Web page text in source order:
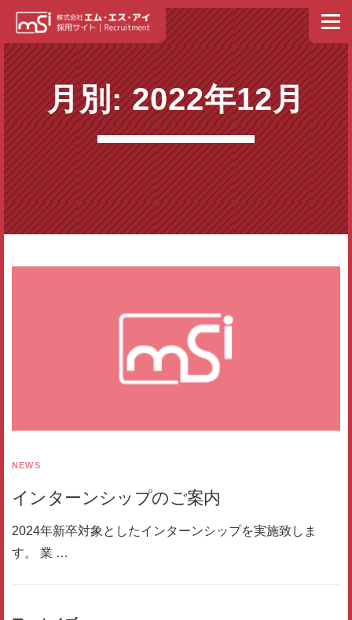
コンテンツへスキップ
メニュ
ホーム NEWS トップメッセージ 私たちの理念
エム・エス・アイ イズム 人材育成・社員教育 社員紹介
募集要項 福利厚生 スケジュール よくある質問
月別: 2022年12月
NEWS
インターンシップのご案内
2024年新卒対象としたインターンシップを実施致しま
す。 業 …